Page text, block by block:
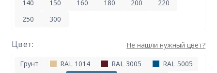
140
150 160 180 200
220
250
300
Цвет: Не нашли нужный цвет?
Грунт RAL 1014 RAL 3005
RAL 5005